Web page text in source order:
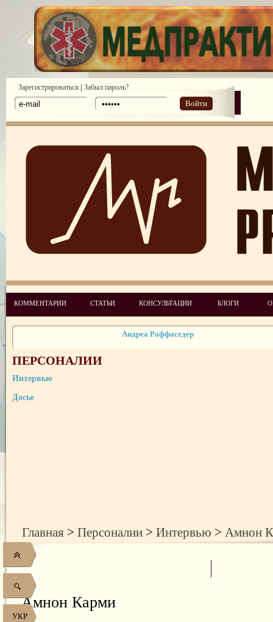
УКР
Зарегистрироваться | Забыл пароль?
Войти
КОММЕНТАРИИ СТАТЬИ КОНСУЛЬТАЦИИ БЛОГИ
Алексей Мервинский
Ирина Тихомирова
Андреа Раффаседер
ПЕРСОНАЛИИ
Интервью
Досье
Главная > Персоналии > Интервью > Амнон
Амнон Карми